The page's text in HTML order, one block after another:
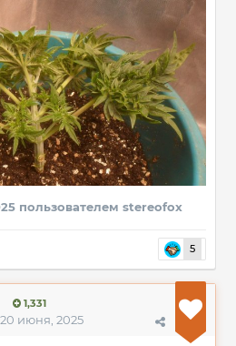
пользователем stereofox
5
1,331
20 июня, 2025